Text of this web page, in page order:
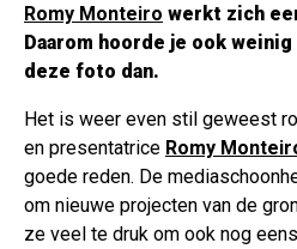
Romy Monteiro werkt zich
Daarom hoorde je ook weinig
deze foto dan.
Het is weer even stil geweest
en presentatrice Romy
goede reden. De
om nieuwe projecten van de
ze veel te druk om ook nog